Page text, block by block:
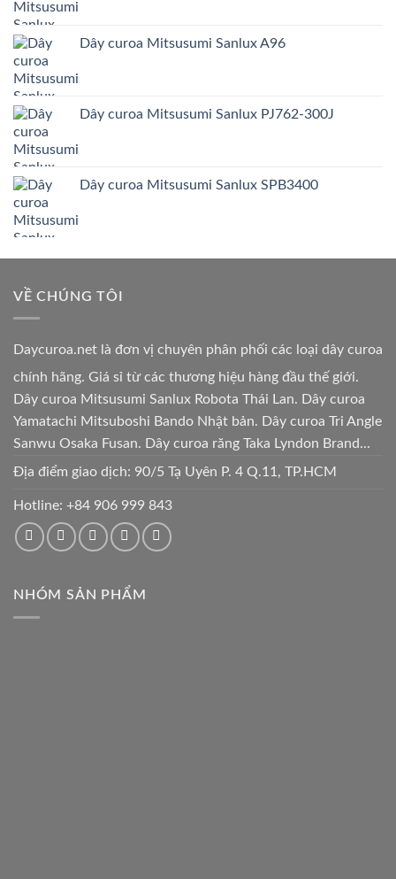
Dây curoa Mitsusumi Sanlux A96
Dây curoa Mitsusumi Sanlux PJ762-300J
Dây curoa Mitsusumi Sanlux SPB3400
VỀ CHÚNG TÔI
Daycuroa.net là đơn vị chuyên phân phối các loại dây curoa
chính hãng. Giá sỉ từ các thương hiệu hàng đầu thế giới.
Dây curoa Mitsusumi Sanlux Robota Thái Lan. Dây curoa
Yamatachi Mitsuboshi Bando Nhật bản. Dây curoa Tri Angle
Sanwu Osaka Fusan. Dây curoa răng Taka Lyndon Brand...
Địa điểm giao dịch: 90/5 Tạ Uyên P. 4 Q.11, TP.HCM
Hotline: +84 906 999 843
NHÓM SẢN PHẨM